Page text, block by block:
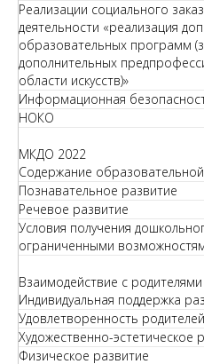
Реализации социального
деятельности «реализация
образовательных программ
дополнительных
области искусств)»
Информационная
НОКО
МКДО 2022
Содержание образовательной
Познавательное развитие
Речевое развитие
Условия получения
ограниченными
Взаимодействие с родителями
Индивидуальная поддержка
Удовлетворенность родителей
Художественно-эстетическое
Физическое развитие